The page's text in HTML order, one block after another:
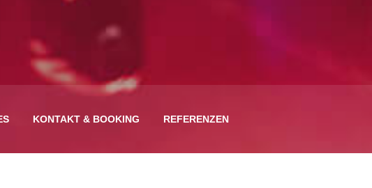
KONTAKT & BOOKING REFERENZEN